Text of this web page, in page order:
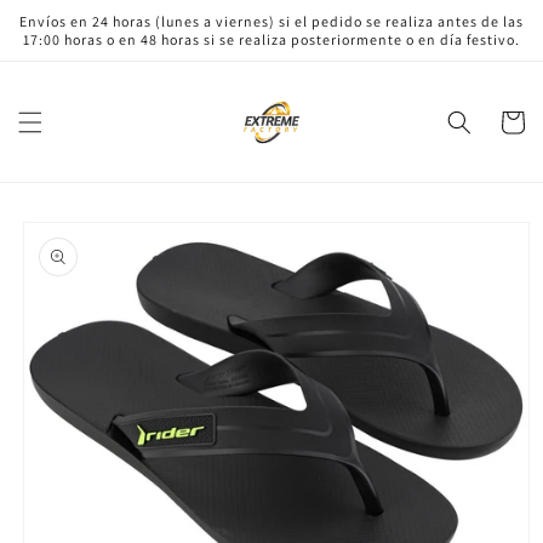
directamente
al contenido
Envíos en 24 horas (lunes a viernes) si el pedido se realiza antes de las
17:00 horas o en 48 horas si se realiza posteriormente o en día festivo.
Carrito
a la
información